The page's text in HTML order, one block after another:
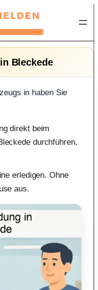
Bleckede
in haben Sie
direkt beim
durchführen,
erledigen. Ohne
aus.